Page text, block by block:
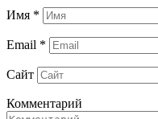
Имя *
Email *
Сайт
Комментарий